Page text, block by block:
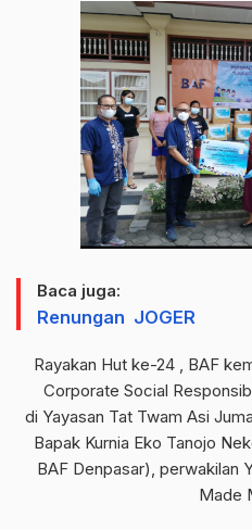
Baca juga:
Renungan JOGER
Rayakan Hut ke-24 , BAF
Corporate Social
di Yayasan Tat Twam Asi
Bapak Kurnia Eko Tanojo
BAF Denpasar), perwakilan
Made